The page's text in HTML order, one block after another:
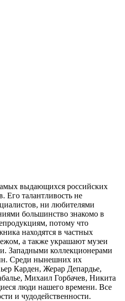
выдающихся российских
Его талантливость не
ни любителями
большинство знакомо в
потому что
находятся в частных
а также украшают музеи
Западными коллекционерами
Среди нынешних их
Карден, Жерар Депардье,
Михаил Горбачев, Никита
люди нашего времени. Все
и чудодейственности.